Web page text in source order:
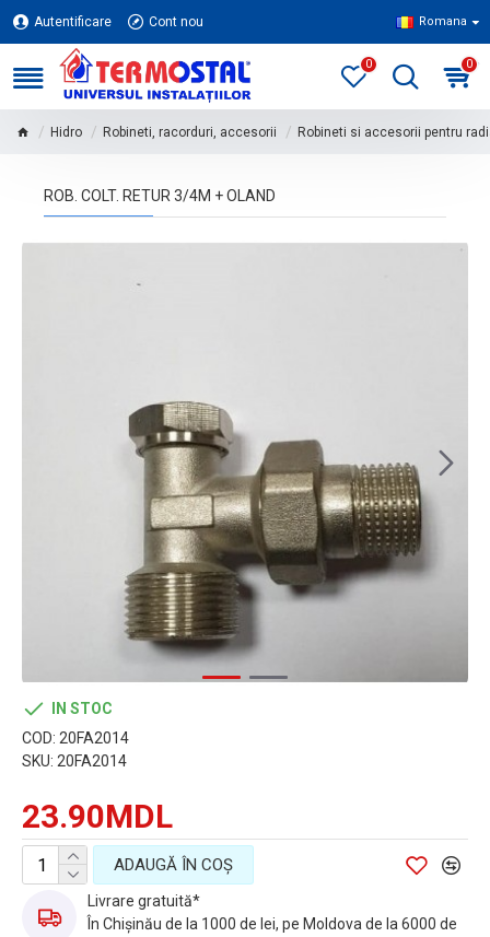
Autentificare Cont nou Romana
0 0
Hidro Robineti, racorduri, accesorii Robineti si accesorii pentru
ROB. COLT. RETUR 3/4M + OLAND
23.90MDL
IN STOC
COD: 20FA2014
SKU: 20FA2014
ADAUGĂ ÎN COŞ
Livrare gratuită*
În Chișinău de la 1000 de lei, pe Moldova de la 6000 de